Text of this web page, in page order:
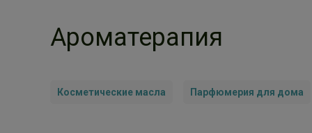
Ароматерапия
Косметические масла Парфюмерия для дома